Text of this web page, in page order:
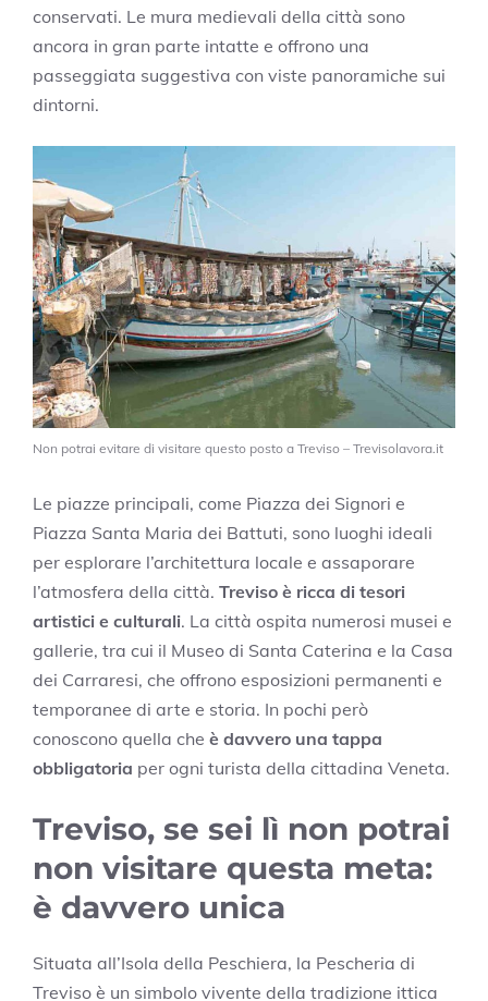
conservati. Le mura medievali della città sono
ancora in gran parte intatte e offrono una
passeggiata suggestiva con viste panoramiche sui
dintorni.
Non potrai evitare di visitare questo posto a Treviso – Trevisolavora.it
Le piazze principali, come Piazza dei Signori e
Piazza Santa Maria dei Battuti, sono luoghi ideali
per esplorare l’architettura locale e assaporare
l’atmosfera della città. Treviso è ricca di tesori
artistici e culturali. La città ospita numerosi musei e
gallerie, tra cui il Museo di Santa Caterina e la Casa
dei Carraresi, che offrono esposizioni permanenti e
temporanee di arte e storia. In pochi però
conoscono quella che è davvero una tappa
obbligatoria per ogni turista della cittadina Veneta.
Treviso, se sei lì non potrai
non visitare questa meta:
è davvero unica
Situata all’Isola della Peschiera, la Pescheria di
Treviso è un simbolo vivente della tradizione ittica